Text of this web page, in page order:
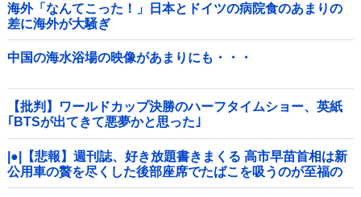
海外「なんてこった！」日本とドイツの病院食のあまりの
差に海外が大騒ぎ
中国の海水浴場の映像があまりにも・・・
【批判】ワールドカップ決勝のハーフタイムショー、英紙
｢BTSが出てきて悪夢かと思った｣
|●|【悲報】週刊誌、好き放題書きまくる 高市早苗首相は新
公用車の贅を尽くした後部座席でたばこを吸うのが至福の
時間「どんどん延びる乗車時間」